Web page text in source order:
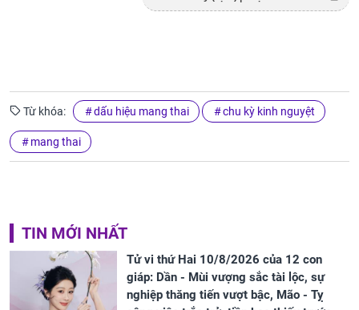
Từ khóa: dấu hiệu mang thai chu kỳ kinh nguyệt
mang thai
TIN MỚI NHẤT
Tử vi thứ Hai 10/8/2026 của 12 con
giáp: Dần - Mùi vượng sắc tài lộc, sự
nghiệp thăng tiến vượt bậc, Mão - Tỵ